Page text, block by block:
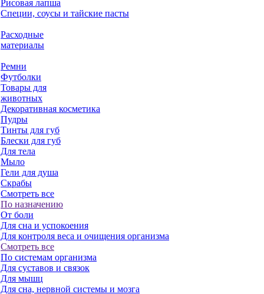
Рисовая лапша
Специи, соусы и тайские пасты
Расходные
материалы
Ремни
Футболки
Товары для
животных
Декоративная косметика
Пудры
Тинты для губ
Блески для губ
Для тела
Мыло
Гели для душа
Скрабы
Смотреть все
По назначению
От боли
Для сна и успокоения
Для контроля веса и очищения организма
Смотреть все
По системам организма
Для суставов и связок
Для мышц
Для сна, нервной системы и мозга